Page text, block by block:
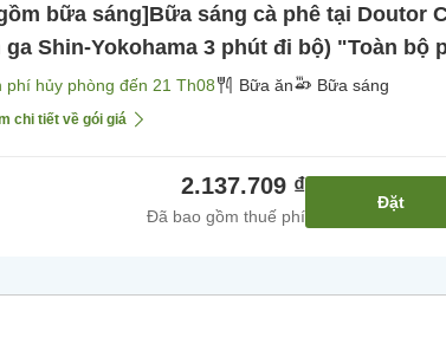
bữa sáng]Bữa sáng cà phê tại Doutor
ga Shin-Yokohama 3 phút đi bộ) "Toàn bộ
phí hủy phòng đến 21 Th08 Bữa ăn Bữa sáng
chi tiết về gói giá
2.137.709 ₫
Đã bao gồm thuế phí
Đặt